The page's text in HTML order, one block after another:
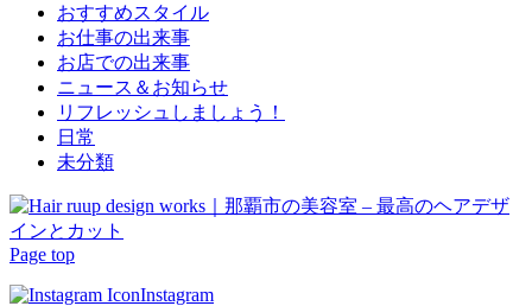
おすすめスタイル
お仕事の出来事
お店での出来事
ニュース＆お知らせ
リフレッシュしましょう！
日常
未分類
Page top
Instagram